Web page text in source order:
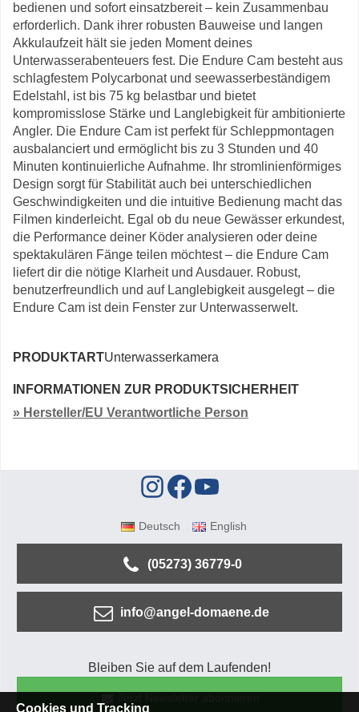
bedienen und sofort einsatzbereit – kein Zusammenbau
erforderlich. Dank ihrer robusten Bauweise und langen
Akkulaufzeit hält sie jeden Moment deines
Unterwasserabenteuers fest. Die Endure Cam besteht aus
schlagfestem Polycarbonat und seewasserbeständigem
Edelstahl, ist bis 75 kg belastbar und bietet
kompromisslose Stärke und Langlebigkeit für ambitionierte
Angler. Die Endure Cam ist perfekt für Schleppmontagen
ausbalanciert und ermöglicht bis zu 3 Stunden und 40
Minuten kontinuierliche Aufnahme. Ihr stromlinienförmiges
Design sorgt für Stabilität auch bei unterschiedlichen
Geschwindigkeiten und die intuitive Bedienung macht das
Filmen kinderleicht. Egal ob du neue Gewässer erkundest,
die Performance deiner Köder analysieren oder deine
spektakulären Fänge teilen möchtest – die Endure Cam
liefert dir die nötige Klarheit und Ausdauer. Robust,
benutzerfreundlich und auf Langlebigkeit ausgelegt – die
Endure Cam ist dein Fenster zur Unterwasserwelt.
PRODUKTARTUnterwasserkamera
INFORMATIONEN ZUR PRODUKTSICHERHEIT
» Hersteller/EU Verantwortliche Person
Deutsch English
(05273) 36779-0
info@angel-domaene.de
Bleiben Sie auf dem Laufenden!
Cookies und Tracking